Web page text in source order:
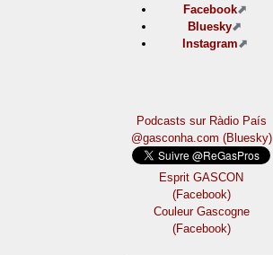
Facebook
Bluesky
Instagram
Podcasts sur Ràdio País
@gasconha.com (Bluesky)
Esprit GASCON
(Facebook)
Couleur Gascogne
(Facebook)